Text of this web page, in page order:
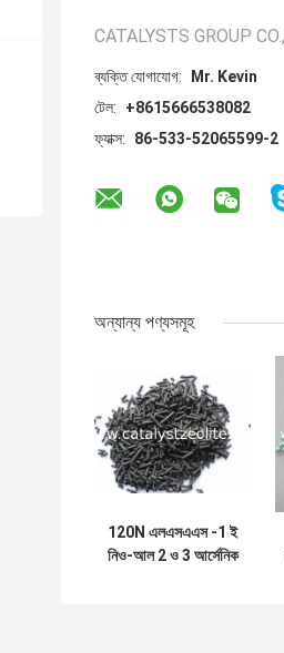
CATALYSTS GROUP
ব্যক্তি যোগাযোগ:
Mr. Kevin
টেল:
+8615666538082
ফ্যাক্স:
86-533-52065599-2
অন্যান্য পণ্যসমূহ
120N এলএসএএস -1 ই
নিও-আল 2 ও 3 আর্সেনিক